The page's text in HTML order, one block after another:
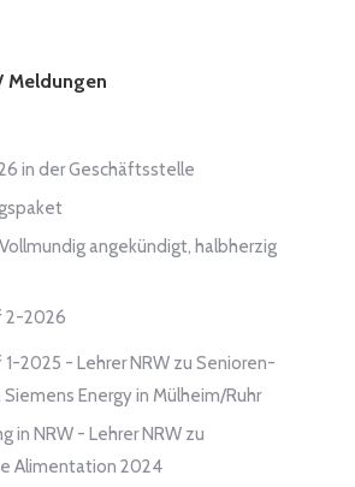
Meldungen
in der Geschäftsstelle
angekündigt, halbherzig
2-2026
2025 - Lehrer NRW zu Senioren-
Siemens Energy in Mülheim/Ruhr
in NRW - Lehrer NRW zu
Alimentation 2024